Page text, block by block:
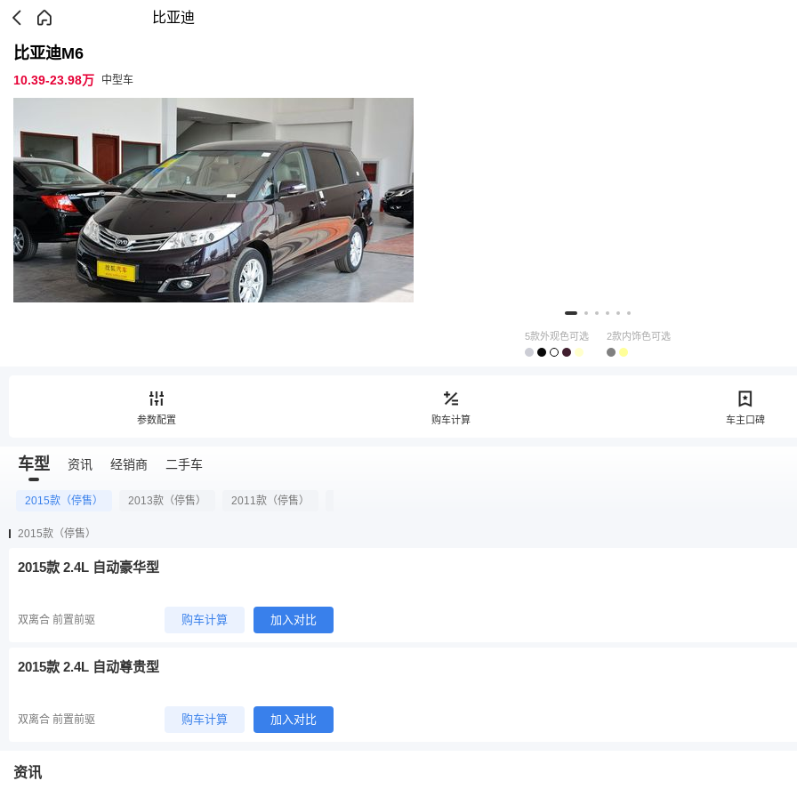
比亚迪
比亚迪M6
10.39-23.98万 中型车
5款外观色可选 2款内饰色可选
参数配置 购车计算 车主口碑
车型 资讯 经销商 二手车
2015款（停售） 2013款（停售） 2011款（停售）
2015款（停售）
2015款 2.4L 自动豪华型
双离合 前置前驱 购车计算 加入对比
2015款 2.4L 自动尊贵型
双离合 前置前驱 购车计算 加入对比
资讯